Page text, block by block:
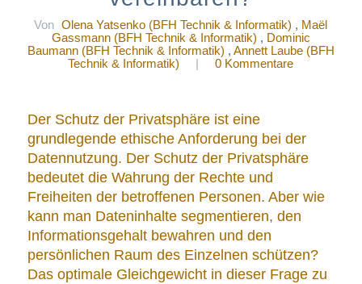
Von Olena Yatsenko (BFH Technik & Informatik) , Maël
Gassmann (BFH Technik & Informatik) , Dominic
Baumann (BFH Technik & Informatik) , Annett Laube (BFH
Technik & Informatik)
| 0 Kommentare
Der Schutz der Privatsphäre ist eine
grundlegende ethische Anforderung bei der
Datennutzung. Der Schutz der Privatsphäre
bedeutet die Wahrung der Rechte und
Freiheiten der betroffenen Personen. Aber wie
kann man Dateninhalte segmentieren, den
Informationsgehalt bewahren und den
persönlichen Raum des Einzelnen schützen?
Das optimale Gleichgewicht in dieser Frage zu